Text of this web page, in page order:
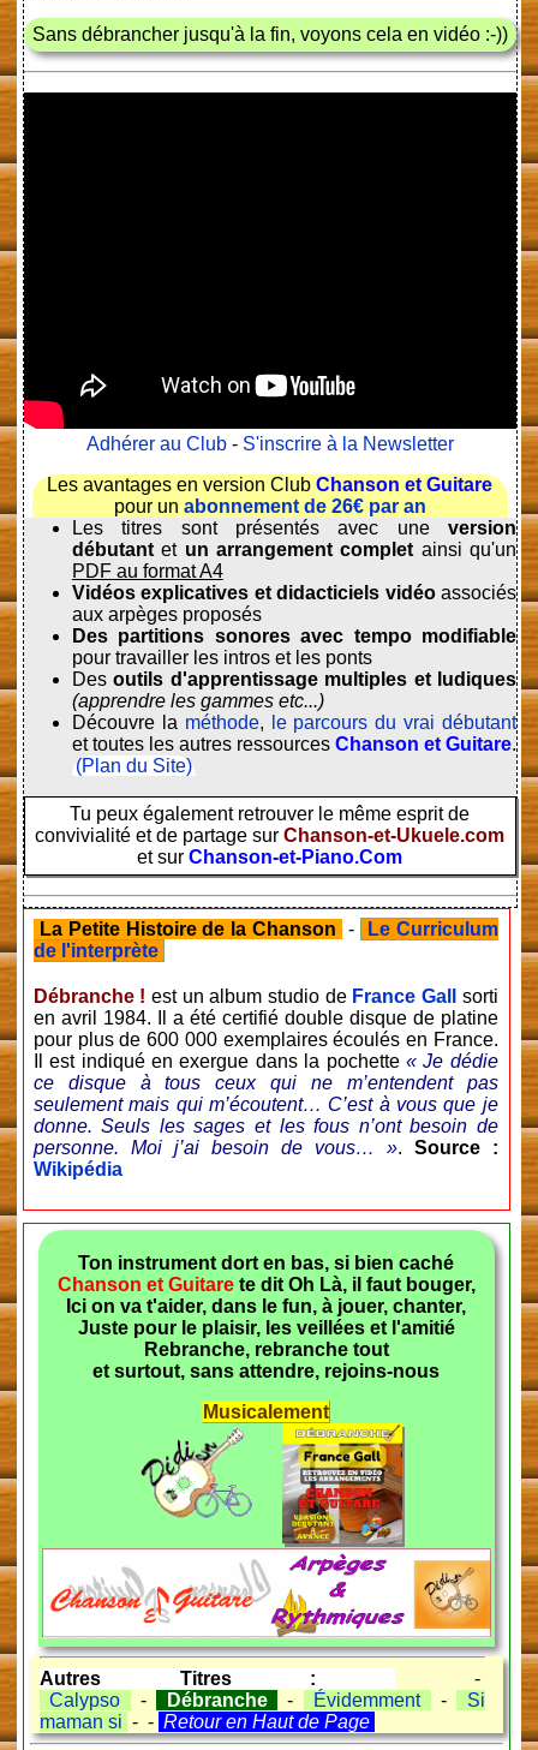
Sans débrancher jusqu'à la fin, voyons cela en vidéo :-))
Adhérer au Club - S'inscrire à la Newsletter
Les avantages en version ClubChanson et Guitare
pour un abonnement de 26€ par an
Les titres sont présentés avec uneversion
débutantet un arrangement complet ainsi qu'un
PDF au format A4
Vidéos explicatives et didacticiels vidéoassociés
aux arpèges proposés
Des partitions sonores avec tempo modifiable
pour travailler les intros et les ponts
Desoutils d'apprentissage multiples et ludiques
(apprendre les gammes etc...)
Découvre la méthode,
le parcours du vrai débutant
et toutes les autres ressourcesChanson et Guitare.
(Plan du Site)
Tu peux également retrouver le même esprit de
convivialité et de partage surChanson-et-Ukuele.com
et surChanson-et-Piano.Com
La Petite Histoire de la Chanson -
Le Curriculum
de l'interprète
Débranche !est un album studio de France Gall
sorti
en avril 1984. Il a été certifié double disque de platine
pour plus de 600 000 exemplaires écoulés en France.
Il est indiqué en exergue dans la pochette « Je dédie
ce disque à tous ceux qui ne m’entendent pas
seulement mais qui m’écoutent… C’est à vous que je
donne. Seuls les sages et les fous n’ont besoin de
personne. Moi j’ai besoin de vous… ». Source :
Wikipédia
Ton instrument dort en bas, si bien caché
Chanson et Guitarete dit Oh Là, il faut bouger,
Ici on va t'aider, dans le fun, à jouer, chanter,
Juste pour le plaisir, les veillées et l'amitié
Rebranche, rebranche tout
et surtout, sans attendre, rejoins-nous
Musicalement
Autres Titres :
-
Calypso
- Débranche - Évidemment -
Si
maman si - - Retour en Haut de Page